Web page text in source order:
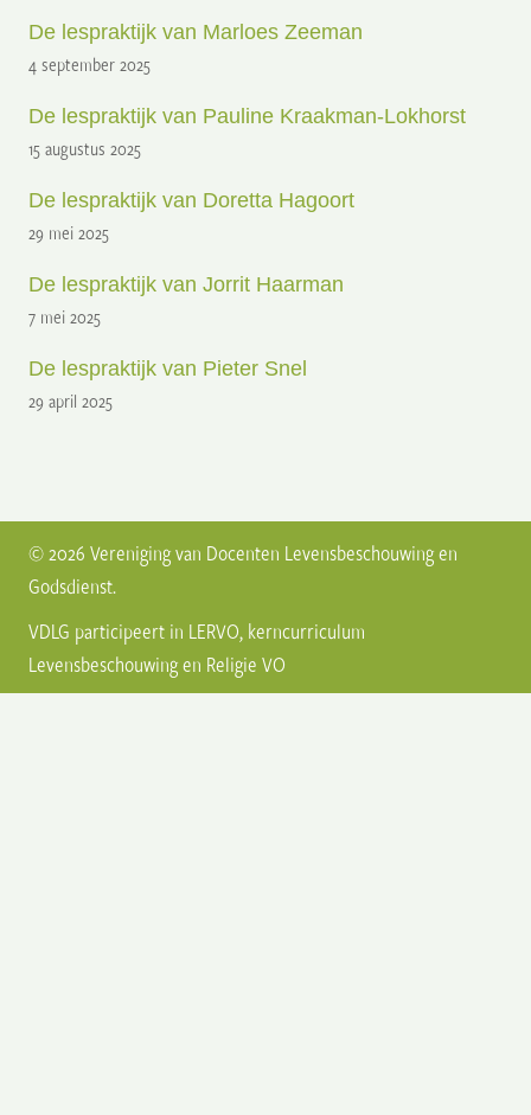
De lespraktijk van Marloes Zeeman
4 september 2025
De lespraktijk van Pauline Kraakman-Lokhorst
15 augustus 2025
De lespraktijk van Doretta Hagoort
29 mei 2025
De lespraktijk van Jorrit Haarman
7 mei 2025
De lespraktijk van Pieter Snel
29 april 2025
© 2026 Vereniging van Docenten Levensbeschouwing en
Godsdienst.
VDLG participeert in LERVO, kerncurriculum
Levensbeschouwing en Religie VO